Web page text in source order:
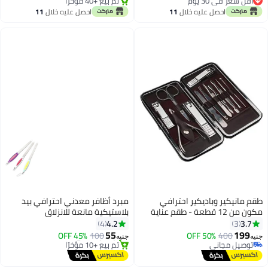
أقل سعر في 30 يوماحصل عليه خلال 11
اغسطس
تم بيع +40 مؤخرًااحصل عليه خلال 11
اغسطس
طقم مانيكير وباديكير احترافي
مكون من 12 قطعة - طقم عناية
بالأظافر من الفولاذ المقاوم للصدأ
مع حقيبة سفر فاخرة، طقم عناية
متكامل لليدين والقدمين والوجه -
أدوات متينة مع حقيبة جلدية
3.7
3
جنيه199
400
50% OFFتوصيل مجاني
بتخلّص بسرعة
توصيل مجاني
مبرد أظافر معدني احترافي بيد
بلاستيكية مانعة للانزلاق
4.2
4
جنيه55
100
45% OFF
#35 في أدوات وفرش المكياج
توصيل مجاني
تم بيع +10 مؤخرًا